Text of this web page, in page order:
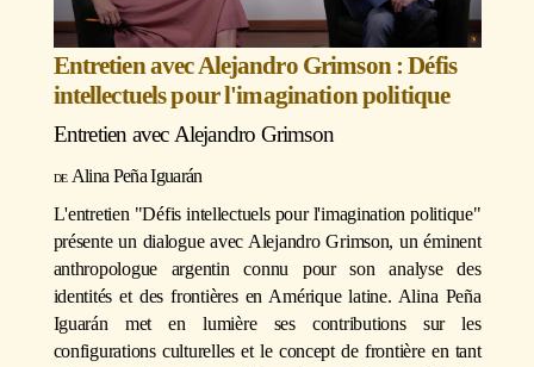
Entretien avec Alejandro Grimson : Défis
intellectuels pour l'imagination politique
Entretien avec Alejandro Grimson
Alina Peña Iguarán
L'entretien "Défis intellectuels pour l'imagination politique"
présente un dialogue avec Alejandro Grimson, un éminent
anthropologue argentin connu pour son analyse des
identités et des frontières en Amérique latine. Alina Peña
Iguarán met en lumière ses contributions sur les
configurations culturelles et le concept de frontière en tant